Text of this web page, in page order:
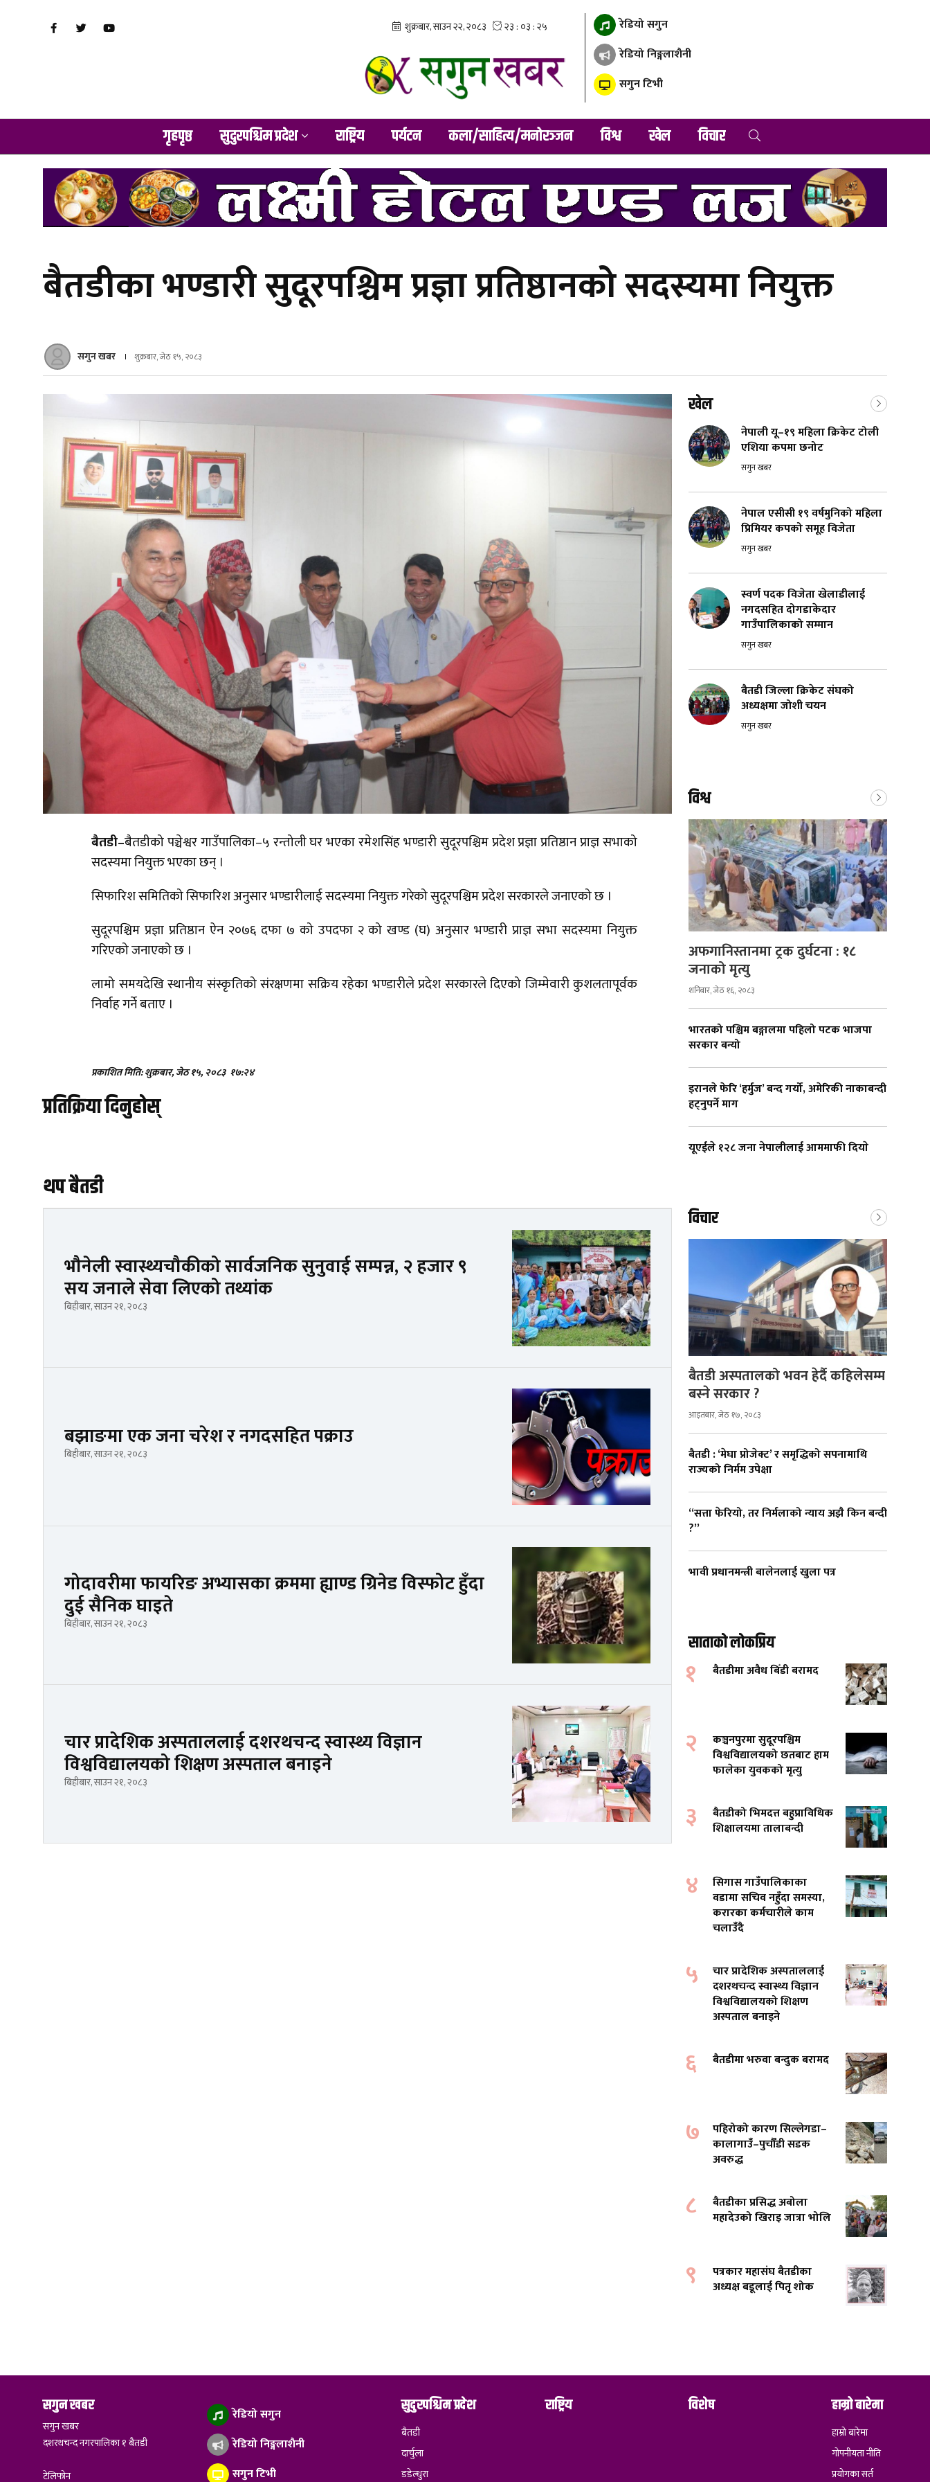
रेडियो सगुन
रेडियो निङ्गलाशैनी
सगुन टिभी
गृहपृष्ठ सुदुरपश्चिम प्रदेश राष्ट्रिय पर्यटन कला/साहित्य/मनोरञ्जन विश्व खेल विचार
बैतडीका भण्डारी सुदूरपश्चिम प्रज्ञा प्रतिष्ठानको सदस्यमा नियुक्त
सगुन खबर शुक्रबार, जेठ १५, २०८३
बैतडी–बैतडीको पञ्चेश्वर गाउँपालिका–५ रन्तोली घर भएका रमेशसिंह भण्डारी सुदूरपश्चिम प्रदेश प्रज्ञा प्रतिष्ठान प्राज्ञ सभाको
सदस्यमा नियुक्त भएका छन् ।
सिफारिश समितिको सिफारिश अनुसार भण्डारीलाई सदस्यमा नियुक्त गरेको सुदूरपश्चिम प्रदेश सरकारले जनाएको छ ।
सुदूरपश्चिम प्रज्ञा प्रतिष्ठान ऐन २०७६ दफा ७ को उपदफा २ को खण्ड (घ) अनुसार भण्डारी प्राज्ञ सभा सदस्यमा नियुक्त
गरिएको जनाएको छ ।
लामो समयदेखि स्थानीय संस्कृतिको संरक्षणमा सक्रिय रहेका भण्डारीले प्रदेश सरकारले दिएको जिम्मेवारी कुशलतापूर्वक
निर्वाह गर्ने बताए ।
प्रकाशित मिति: शुक्रबार, जेठ १५, २०८३ १७:२४
प्रतिक्रिया दिनुहोस्
थप बैतडी
भौनेली स्वास्थ्यचौकीको सार्वजनिक सुनुवाई सम्पन्न, २ हजार ९
सय जनाले सेवा लिएको तथ्यांक
बिहीबार, साउन २१, २०८३
बझाङमा एक जना चरेश र नगदसहित पक्राउ
बिहीबार, साउन २१, २०८३
गोदावरीमा फायरिङ अभ्यासका क्रममा ह्याण्ड ग्रिनेड विस्फोट हुँदा
दुई सैनिक घाइते
बिहीबार, साउन २१, २०८३
चार प्रादेशिक अस्पताललाई दशरथचन्द स्वास्थ्य विज्ञान
विश्वविद्यालयको शिक्षण अस्पताल बनाइने
बिहीबार, साउन २१, २०८३
खेल
नेपाली यू–१९ महिला क्रिकेट टोली
एशिया कपमा छनोट
सगुन खबर
नेपाल एसीसी १९ वर्षमुनिको महिला
प्रिमियर कपको समूह विजेता
सगुन खबर
स्वर्ण पदक विजेता खेलाडीलाई
नगदसहित दोगडाकेदार
गाउँपालिकाको सम्मान
सगुन खबर
बैतडी जिल्ला क्रिकेट संघको
अध्यक्षमा जोशी चयन
सगुन खबर
विश्व
अफगानिस्तानमा ट्रक दुर्घटना : १८
जनाको मृत्यु
शनिबार, जेठ १६, २०८३
भारतको पश्चिम बङ्गालमा पहिलो पटक भाजपा
सरकार बन्यो
इरानले फेरि ‘हर्मुज’ बन्द गर्यो, अमेरिकी नाकाबन्दी
हट्नुपर्ने माग
यूएईले १२८ जना नेपालीलाई आममाफी दियाे
विचार
बैतडी अस्पतालको भवन हेर्दै कहिलेसम्म
बस्ने सरकार ?
आइतबार, जेठ १७, २०८३
बैतडी : ‘मेघा प्रोजेक्ट’ र समृद्धिको सपनामाथि
राज्यको निर्मम उपेक्षा
“सत्ता फेरियो, तर निर्मलाको न्याय अझै किन बन्दी
?”
भावी प्रधानमन्त्री बालेनलाई खुला पत्र
साताको लोकप्रिय
१ बैतडीमा अवैध बिँडी बरामद
२
कञ्चनपुरमा सुदूरपश्चिम
विश्वविद्यालयको छतबाट हाम
फालेका युवकको मृत्यु
३
बैतडीको भिमदत्त बहुप्राविधिक
शिक्षालयमा तालाबन्दी
४
सिगास गाउँपालिकाका
वडामा सचिव नहुँदा समस्या,
करारका कर्मचारीले काम
चलाउँदै
५
चार प्रादेशिक अस्पताललाई
दशरथचन्द स्वास्थ्य विज्ञान
विश्वविद्यालयको शिक्षण
अस्पताल बनाइने
६ बैतडीमा भरुवा बन्दुक बरामद
७
पहिरोको कारण सिल्लेगडा–
कालागाउँ–पुर्चौंडी सडक
अवरुद्ध
८
बैतडीका प्रसिद्ध अबोला
महादेउको खिराइ जात्रा भोलि
९
पत्रकार महासंघ बैतडीका
अध्यक्ष बडूलाई पितृ शोक
सगुन खबर
सगुन खबर
दशरथचन्द नगरपालिका १ बैतडी
टेलिफोन
रेडियो सगुन
रेडियो निङ्गलाशैनी
सगुन टिभी
सुदुरपश्चिम प्रदेश
बैतडी
दार्चुला
डडेल्धुरा
राष्ट्रिय विशेष हाम्रो बारेमा
हाम्रो बारेमा
गोपनीयता नीति
प्रयोगका सर्त